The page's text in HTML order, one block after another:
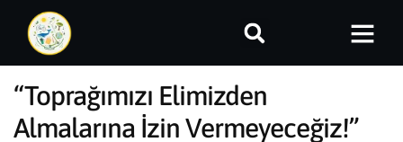
“Toprağımızı Elimizden
Almalarına İzin Vermeyeceğiz!”